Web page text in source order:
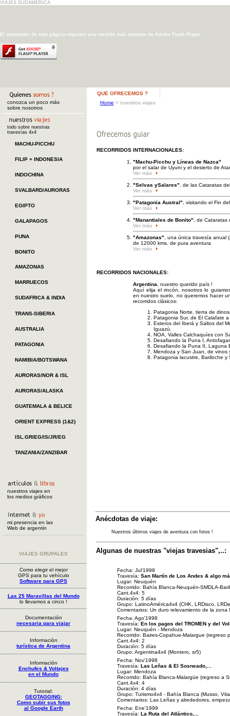
VIAJES SUDAMERICA
El contenido de esta página requiere una versión más reciente de Adobe Flash Player.
conozca un poco más
sobre nosotros
todo sobre nuestras
travesías 4x4
MACHU-PICCHU
FILIP + INDONESIA
INDOCHINA
SVALBARD/AURORAS
EGIPTO
GALAPAGOS
PUNA
BONITO
AMAZONAS
MARRUECOS
SUDAFRICA & INDIA
TRANS-SIBERIA
AUSTRALIA
PATAGONIA
NAMIBIA/BOTSWANA
AURORAS/NOR & ISL
AURORAS/ALASKA
GUATEMALA & BELICE
ORIENT EXPRESS (1&2)
ISL.GRIEG/IS/JR/EG
TANZANIA/ZANZIBAR
nuestros viajes en
los medios gráficos
mi presencia en las
Web de argentin
VIAJES GRUPALES
Como elegir el mejor
GPS para tu vehículo
Software para GPS
Las 25 Maravillas del Mundo
lo llevamos a cinco !
Documentación
necesaria para viajar
Información
turística de Argentina
Información
Enchufes & Voltajes
en el Mundo
Tutorial:
GEOTAGGING:
Como subir sus fotos
al Google Earth
QUE OFRECEMOS ?
Home > nuestros viajes
RECORRIDOS INTERNACIONALES:
"Machu-Picchu y Líneas de Nazca"
por el salar de Uyuni y el desierto de
Ver más
"Selvas ySalares" , de las Cataratas
Ver más
"Patagonia Austral" , visitando el Fin
Ver más
"Manantiales de Bonito" , de
Ver más
"Amazonas" , una única travesía anual
de 12000 kms. de pura aventura
Ver más
RECORRIDOS NACIONALES:
Argentina , nuestro querido país !
Aquí elija el rincón, nosotros lo
en nuestro suelo, no queremos hacer
recorridos clásicos:
Patagonia Norte, tierra de
Patagonia Sur, de El Calafate a
Esteros del Iberá y Saltos del
Iguazú.
NOA, Valles Calchaquíes con
Desafiando la Puna I,
Desafiando la Puna II, Laguna
Mendoza y San Juan, de vinos
Patagonia lacustre, Bariloche y
Anécdotas de viaje:
Nuestros últimos viajes de aventura con fotos !
Algunas de nuestras "viejas travesias",..:
Fecha: Jul'1998
Travesía: San Martín de Los Andes & algo
Lugar: Neuquén
Recorrido: Bahía Blanca-Neuquén-SMDLA-
Cant.4x4: 5
Duración: 5 días
Grupo: LatinoAmérica4x4 (CHK, LRDisco,
Comentarios: Un duro relevamiento de la
Fecha: Ago'1998
Travesía: En los pagos del TROMEN y del
Lugar: Neuquén - Mendoza
Recorrido: Baires-Copahue-Malargue (regreso
Cant.4x4: 2
Duración: 5 días
Grupo: Argentina4x4 (Montero, sr5)
Fecha: Nov'1998
Travesía: Las Leñas & El Sosneado,...
Lugar: Mendoza
Recorrido: Bahía Blanca-Malargüe (regreso a
Cant.4x4: 4
Duración: 4 días
Grupo: Turismo4x4 - Bahía Blanca (Musso,
Comentarios: Las Leñas y alrededores,
Fecha: Ene'1999
Travesía: La Ruta del Atlántico,...